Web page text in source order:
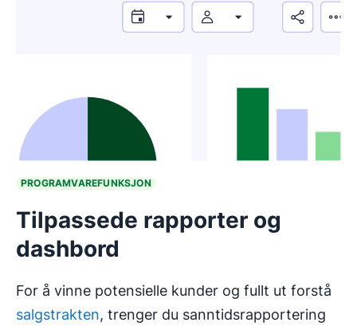
PROGRAMVAREFUNKSJON
Tilpassede rapporter og
dashbord
For å vinne potensielle kunder og fullt ut forstå
salgstrakten, trenger du sanntidsrapportering